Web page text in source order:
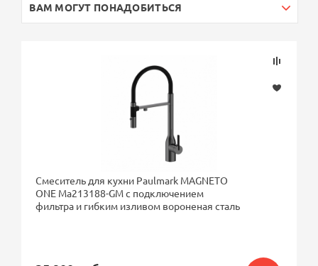
ВАМ МОГУТ ПОНАДОБИТЬСЯ
Смеситель для кухни Paulmark MAGNETO
ONE Ma213188-GM с подключением
фильтра и гибким изливом вороненая сталь